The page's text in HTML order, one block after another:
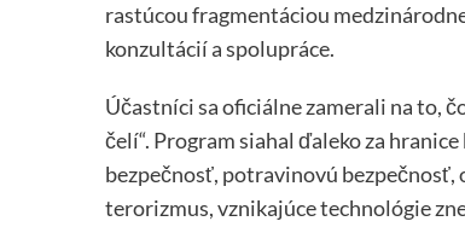
rastúcou fragmentáciou
konzultácií a spolupráce.
Účastníci sa oficiálne zamerali na to,
čelí“. Program siahal ďaleko za
bezpečnosť, potravinovú bezpečnosť,
terorizmus, vznikajúce technológie